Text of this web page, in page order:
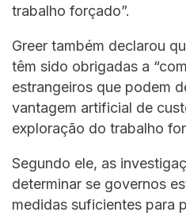
trabalho forçado”.
Greer também declarou
têm sido obrigadas a
estrangeiros que podem
vantagem artificial de
exploração do trabalho
Segundo ele, as
determinar se governos
medidas suficientes para